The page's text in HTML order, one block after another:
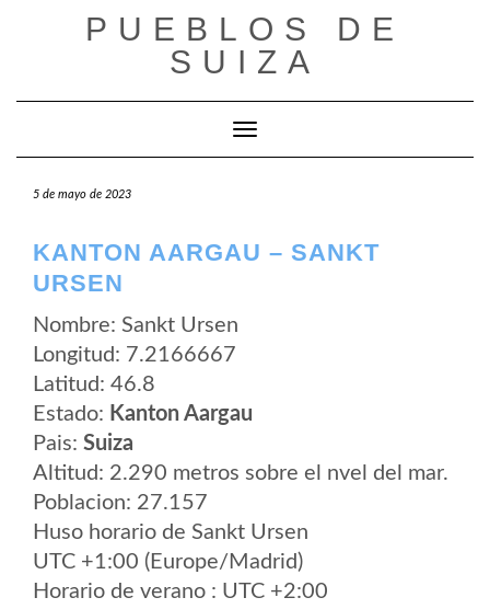
PUEBLOS DE
SUIZA
Cambiar modo de navegación
5 de mayo de 2023
KANTON AARGAU – SANKT
URSEN
Nombre: Sankt Ursen
Longitud: 7.2166667
Latitud: 46.8
Estado: Kanton Aargau
Pais: Suiza
Altitud: 2.290 metros sobre el nvel del mar.
Poblacion: 27.157
Huso horario de Sankt Ursen
UTC +1:00 (Europe/Madrid)
Horario de verano : UTC +2:00